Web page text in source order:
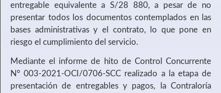
entregable equivalente a S/28 880, a pesar de no
presentar todos los documentos contemplados en las
bases administrativas y el contrato, lo que pone en
riesgo el cumplimiento del servicio.
Mediante el informe de hito de Control Concurrente
N° 003-2021-OCI/0706-SCC realizado a la etapa de
presentación de entregables y pagos, la Contraloría